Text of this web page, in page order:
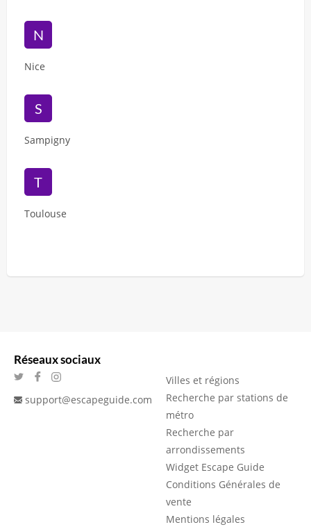
N
Nice
S
Sampigny
T
Toulouse
Réseaux sociaux
support@escapeguide.com
Villes et régions
Recherche par stations de
métro
Recherche par
arrondissements
Widget Escape Guide
Conditions Générales de
vente
Mentions légales